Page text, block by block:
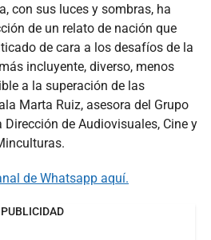
con sus luces y sombras, ha
de un relato de nación que
de cara a los desafíos de la
incluyente, diverso, menos
a la superación de las
Marta Ruiz, asesora del Grupo
de Audiovisuales, Cine y
de Whatsapp aquí.
PUBLICIDAD